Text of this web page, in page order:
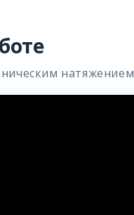
натяжением